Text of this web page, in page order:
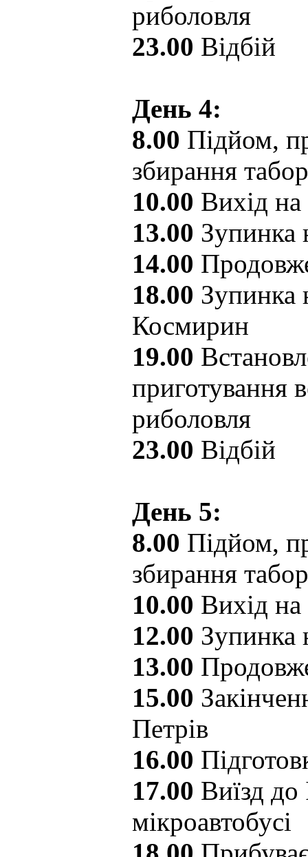
риболовля
23.00 Відбій
День 4:
8.00 Підйом,
збирання
10.00 Вихід
13.00 Зупинка
14.00
18.00 Зупинка
Космирин
19.00
приготування
риболовля
23.00 Відбій
День 5:
8.00 Підйом,
збирання
10.00 Вихід
12.00 Зупинка
13.00
15.00
Петрів
16.00
17.00 Виїзд до
мікроавтобусі